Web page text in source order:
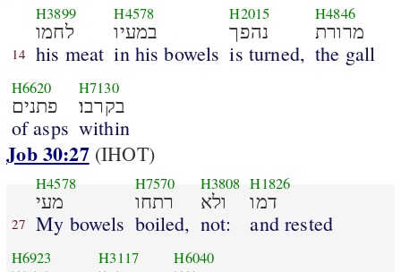
14
H3899
לחמו
his meat
H4578
במעיו
in his bowels
H2015
נהפך
is turned,
H4846
מרורת
the gall
H6620
פתנים
of asps
H7130
בקרבו׃
within
Job 30:27(IHOT)
27
H4578
מעי
My bowels
H7570
רתחו
boiled,
H3808
ולא
not:
H1826
דמו
and rested
H6923 H3117 H6040